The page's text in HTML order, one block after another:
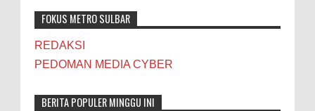
FOKUS METRO SULBAR
REDAKSI
PEDOMAN MEDIA CYBER
BERITA POPULER MINGGU INI